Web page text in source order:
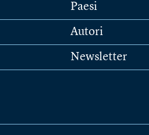
Paesi
Autori
Newsletter